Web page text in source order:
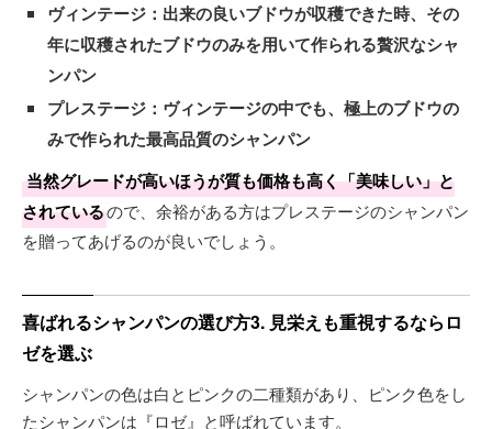
ヴィンテージ：出来の良いブドウが収穫できた時、その
年に収穫されたブドウのみを用いて作られる贅沢なシャ
ンパン
プレステージ：ヴィンテージの中でも、極上のブドウの
みで作られた最高品質のシャンパン
当然グレードが高いほうが質も価格も高く「美味しい」と
されているので、余裕がある方はプレステージのシャンパン
を贈ってあげるのが良いでしょう。
喜ばれるシャンパンの選び方3. 見栄えも重視するならロ
ゼを選ぶ
シャンパンの色は白とピンクの二種類があり、ピンク色をし
たシャンパンは『ロゼ』と呼ばれています。